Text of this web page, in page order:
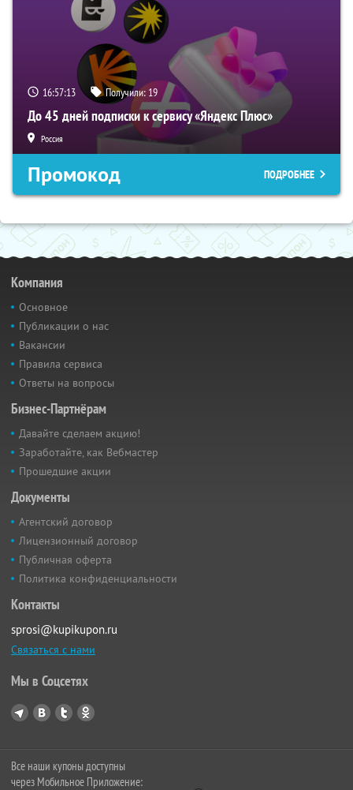
16:57:12 Получили: 19
До 45 дней подписки к сервису «Яндекс Плюс»
Россия
Промокод ПОДРОБНЕЕ
Компания
Основное
Публикации о нас
Вакансии
Правила сервиса
Ответы на вопросы
Бизнес-Партнёрам
Давайте сделаем акцию!
Заработайте, как Вебмастер
Прошедшие акции
Документы
Агентский договор
Лицензионный договор
Публичная оферта
Политика конфиденциальности
Контакты
sprosi@kupikupon.ru
Связаться с нами
Мы в Соцсетях
Все наши купоны доступны
через Мобильное Приложение: